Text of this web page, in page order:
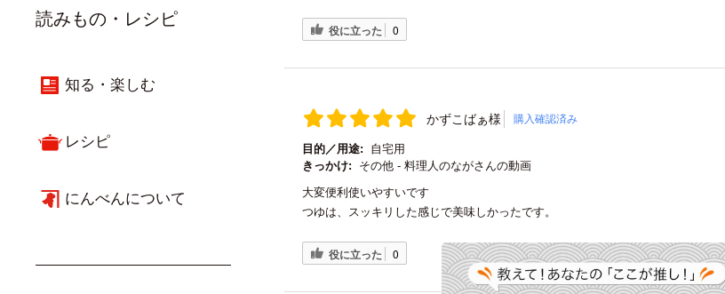
読みもの・レシピ
知る・楽しむ
レシピ
にんべんについて
役に立った 0
かずこばぁ様 購入確認済み
目的／用途:
自宅用
きっかけ:
その他 - 料理人のながさんの動画
大変便利使いやすいです
つゆは、スッキリした感じで美味しかったです。
役に立った 0